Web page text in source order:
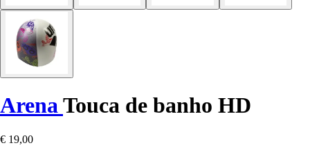
Arena Touca de banho HD
€ 19,00